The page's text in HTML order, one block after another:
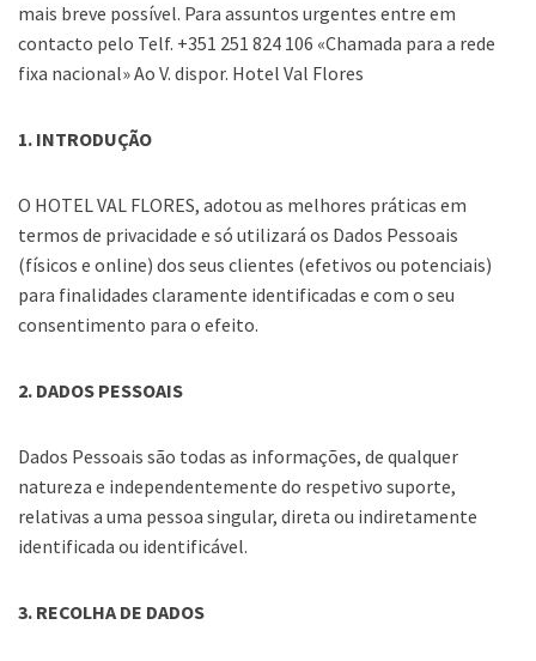
mais breve possível. Para assuntos urgentes entre em
contacto pelo Telf. +351 251 824 106 «Chamada para a rede
fixa nacional» Ao V. dispor. Hotel Val Flores
1. INTRODUÇÃO
O HOTEL VAL FLORES, adotou as melhores práticas em
termos de privacidade e só utilizará os Dados Pessoais
(físicos e online) dos seus clientes (efetivos ou potenciais)
para finalidades claramente identificadas e com o seu
consentimento para o efeito.
2. DADOS PESSOAIS
Dados Pessoais são todas as informações, de qualquer
natureza e independentemente do respetivo suporte,
relativas a uma pessoa singular, direta ou indiretamente
identificada ou identificável.
3. RECOLHA DE DADOS